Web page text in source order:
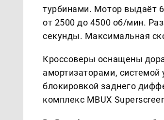
турбинами. Мотор выдаёт
от 2500 до 4500 об/мин.
секунды. Максимальная
Кроссоверы оснащены
амортизаторами,
блокировкой заднего
комплекс MBUX